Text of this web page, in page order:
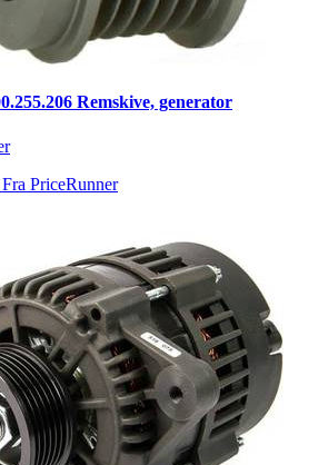
Remskive, generator
Fra PriceRunner